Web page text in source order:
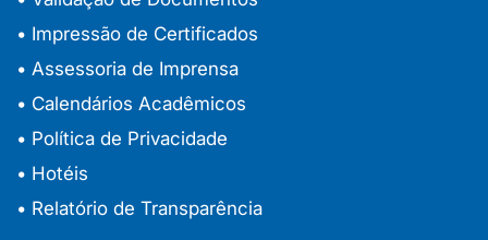
• Impressão de Certificados
• Assessoria de Imprensa
• Calendários Acadêmicos
• Política de Privacidade
• Hotéis
• Relatório de Transparência